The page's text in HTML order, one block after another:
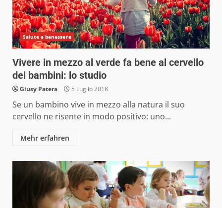
Salute e benessere
Vivere in mezzo al verde fa bene al cervello
dei bambini: lo studio
Giusy Patera 5 Luglio 2018
Se un bambino vive in mezzo alla natura il suo
cervello ne risente in modo positivo: uno...
Mehr erfahren